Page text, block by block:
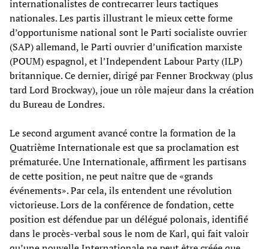
internationalistes de contrecarrer leurs tactiques
nationales. Les partis illustrant le mieux cette forme
d’opportunisme national sont le Parti socialiste ouvrier
(SAP) allemand, le Parti ouvrier d’unification marxiste
(POUM) espagnol, et l’Independent Labour Party (ILP)
britannique. Ce dernier, dirigé par Fenner Brockway (plus
tard Lord Brockway), joue un rôle majeur dans la création
du Bureau de Londres.
Le second argument avancé contre la formation de la
Quatrième Internationale est que sa proclamation est
prématurée. Une Internationale, affirment les partisans
de cette position, ne peut naître que de «grands
événements». Par cela, ils entendent une révolution
victorieuse. Lors de la conférence de fondation, cette
position est défendue par un délégué polonais, identifié
dans le procès-verbal sous le nom de Karl, qui fait valoir